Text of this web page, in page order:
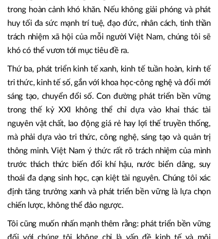
tiếp của phát triển. Tôi khẳng định rằng: tài nguyên quý
nhất của Việt Nam không phải là khoáng sản, không phải là
vị trí địa chiến lược, mà chính là 106 triệu người Việt Nam
hiện nay, những người cần cù, sáng tạo, giàu lòng yêu
trong hoàn cảnh khó khăn. Nếu không giải phóng và phát
huy tối đa sức mạnh trí tuệ, đạo đức, nhân cách, tinh thần
trách nhiệm xã hội của mỗi người Việt Nam, chúng tôi sẽ
khó có thể vươn tới mục tiêu đề ra.
Thứ ba, phát triển kinh tế xanh, kinh tế tuần hoàn, kinh tế
tri thức, kinh tế số, gắn với khoa học-công nghệ và đổi mới
sáng tạo, chuyển đổi số. Con đường phát triển bền vững
trong thế kỷ XXI không thể chỉ dựa vào khai thác tài
nguyên vật chất, lao động giá rẻ hay lợi thế truyền thống,
mà phải dựa vào tri thức, công nghệ, sáng tạo và quản trị
trước thách thức biến đổi khí hậu, nước biển dâng, suy